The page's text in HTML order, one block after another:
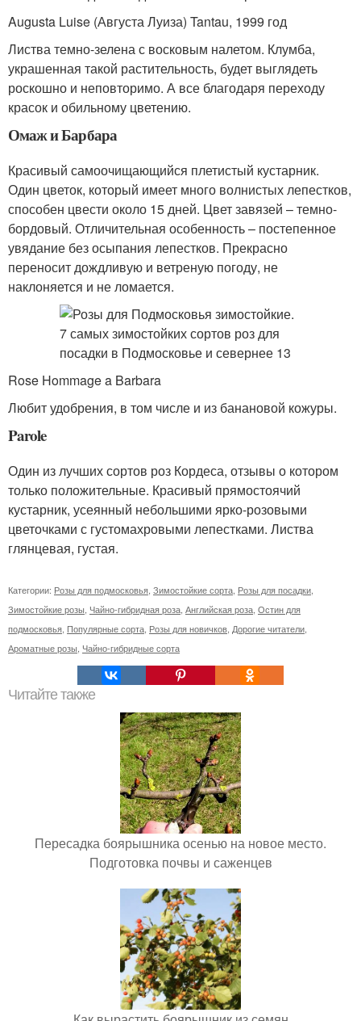
Augusta Luise (Августа Луиза) Tantau, 1999 год
Листва темно-зелена с восковым налетом. Клумба,
украшенная такой растительность, будет выглядеть
роскошно и неповторимо. А все благодаря переходу
красок и обильному цветению.
Омаж и Барбара
Красивый самоочищающийся плетистый кустарник.
Один цветок, который имеет много волнистых лепестков,
способен цвести около 15 дней. Цвет завязей – темно-
бордовый. Отличительная особенность – постепенное
увядание без осыпания лепестков. Прекрасно
переносит дождливую и ветреную погоду, не
наклоняется и не ломается.
Rose Hommage a Barbara
Любит удобрения, в том числе и из банановой кожуры.
Parole
Один из лучших сортов роз Кордеса, отзывы о котором
только положительные. Красивый прямостоячий
кустарник, усеянный небольшими ярко-розовыми
цветочками с густомахровыми лепестками. Листва
глянцевая, густая.
Категории: Розы для подмосковья Зимостойкие сорта Розы для посадки
Зимостойкие розы Чайно-гибридная роза Английская роза Остин для
подмосковья Популярные сорта Розы для новичков Дорогие читатели
Ароматные розы Чайно-гибридные сорта
Читайте также
Пересадка боярышника осенью на новое место.
Подготовка почвы и саженцев